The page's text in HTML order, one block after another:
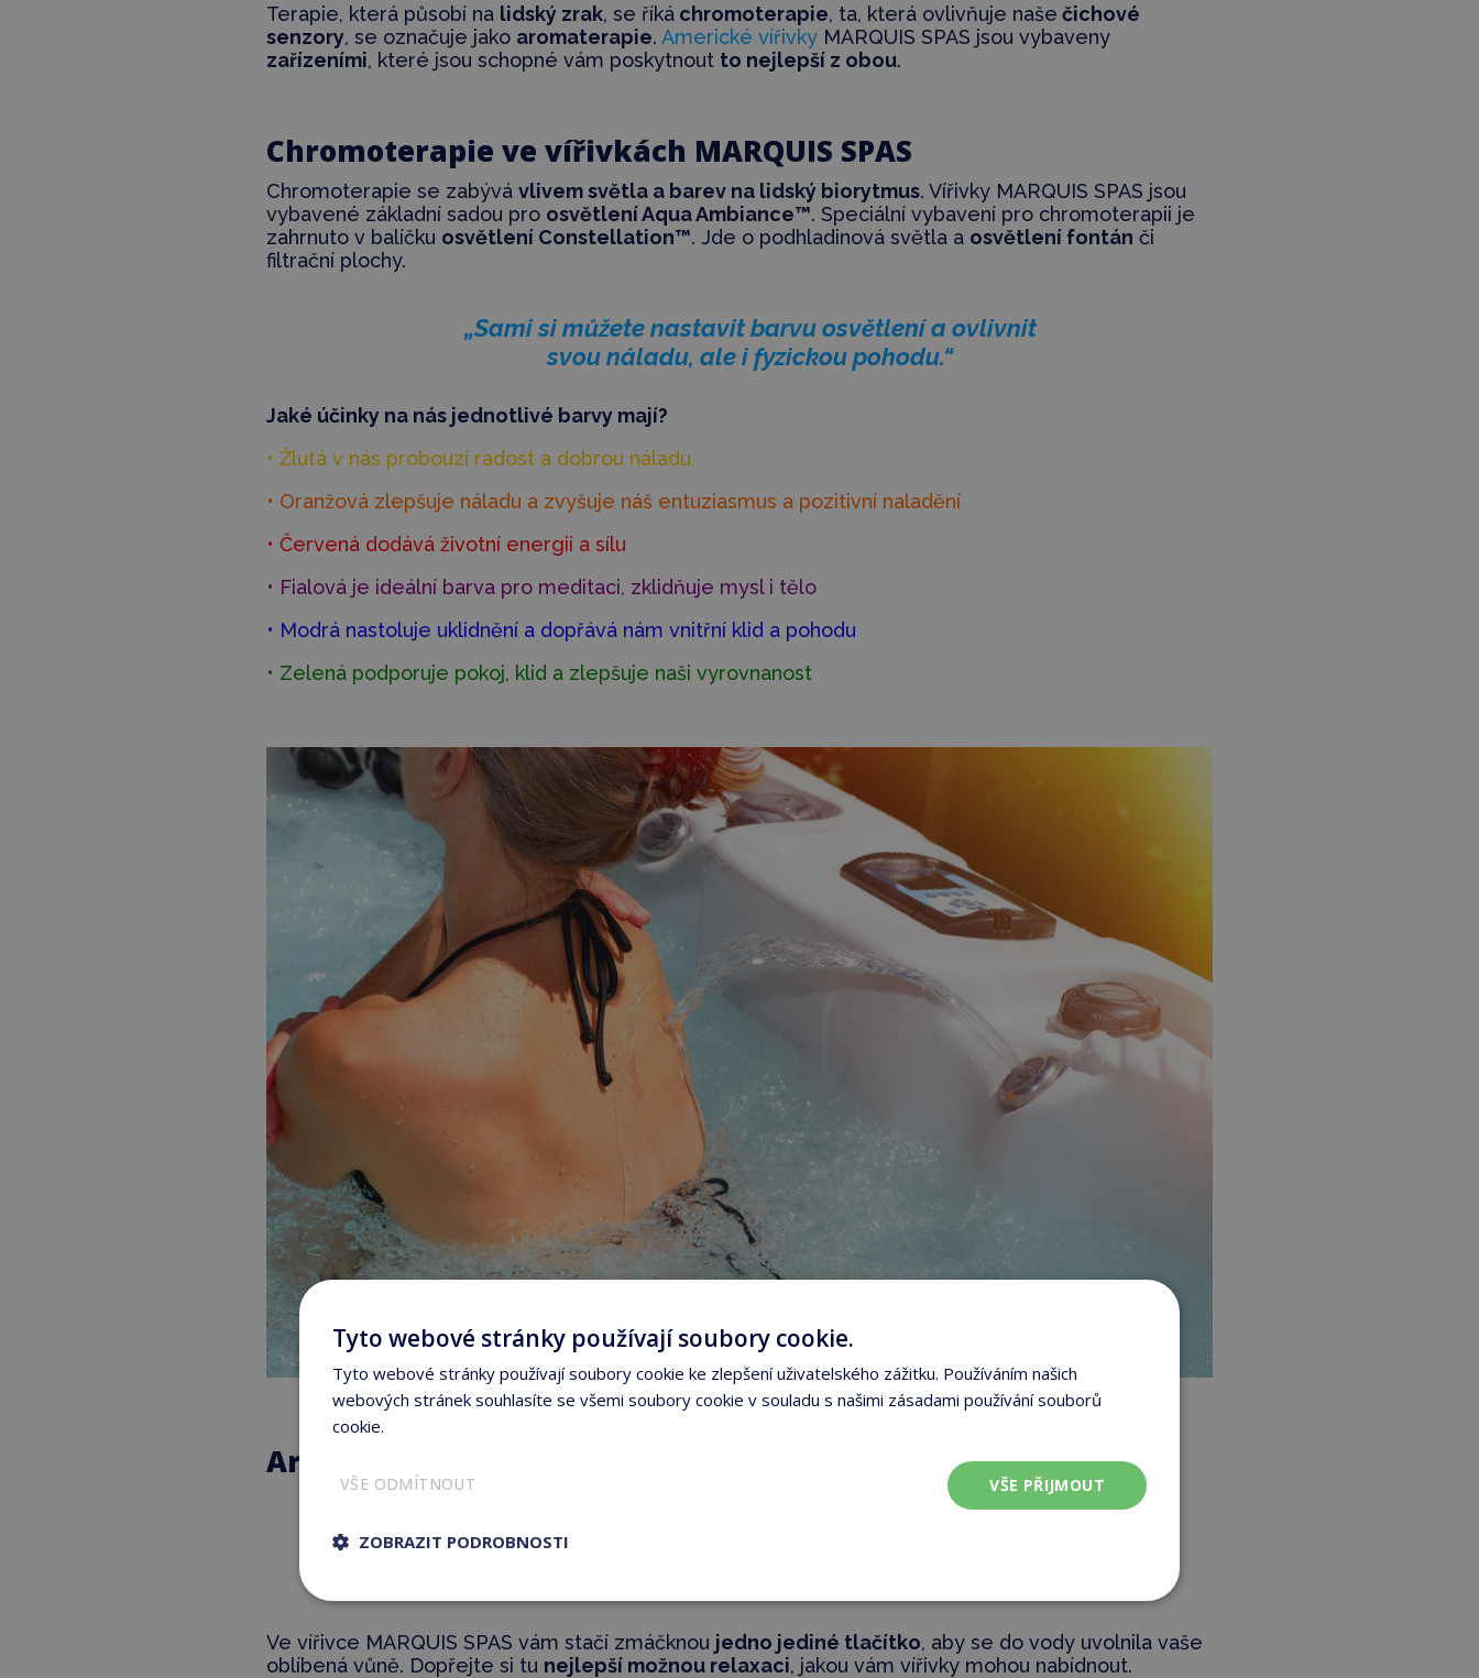
Terapie, která působí na lidský zrak, se říkáchromoterapie, ta, která ovlivňuje naše čichové
senzory, se označuje jako aromaterapie. Americké vířivkyMARQUIS SPAS jsou vybaveny
zařízeními, které jsou schopné vám poskytnout to nejlepší z obou.
Chromoterapie ve vířivkách MARQUIS SPAS
Chromoterapie se zabývá vlivem světla a barev na lidský biorytmus. Vířivky MARQUIS SPAS jsou
vybavené základní sadou pro osvětlení Aqua Ambiance™. Speciální vybavení pro chromoterapii je
zahrnuto v balíčku osvětlení Constellation™. Jde o podhladinová světla a osvětlení fontán či
filtrační plochy.
„Sami si můžete nastavit barvu osvětlení a ovlivnit
svou náladu, ale i fyzickou pohodu.“
Jaké účinky na nás jednotlivé barvy mají?
• Žlutá v nás probouzí radost a dobrou náladu
• Oranžová zlepšuje náladu a zvyšuje náš entuziasmus a pozitivní naladění
• Červená dodává životní energii a sílu
• Fialová je ideální barva pro meditaci, zklidňuje mysl i tělo
• Modrá nastoluje uklidnění a dopřává nám vnitřní klid a pohodu
• Zelená podporuje pokoj, klid a zlepšuje naši vyrovnanost
Aromaterapie ve vířivkách MARQUIS SPAS
– pomáhají při léčbě různých psychosomatických onemocnění
Ve vířivce MARQUIS SPAS vám stačí zmáčknou jedno jediné tlačítko, aby se do vody uvolnila vaše
oblíbená vůně. Dopřejte si tu nejlepší možnou relaxaci, jakou vám vířivky mohou nabídnout.
Tyto webové stránky používají soubory cookie.
Tyto webové stránky používají soubory cookie ke zlepšení uživatelského zážitku. Používáním našich
webových stránek souhlasíte se všemi soubory cookie v souladu s našimi zásadami používání souborů
cookie.
VŠE PŘIJMOUT
VŠE ODMÍTNOUT
ZOBRAZIT PODROBNOSTI